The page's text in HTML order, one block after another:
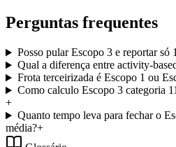
Perguntas frequentes
Posso pular Escopo 3 e reportar só
Qual a diferença entre activity-
Frota terceirizada é Escopo 1 ou
Como calculo Escopo 3 categoria
+
Quanto tempo leva para fechar o
média?+